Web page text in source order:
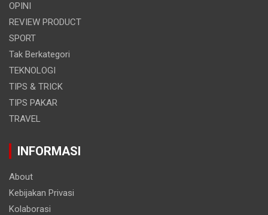
OPINI
REVIEW PRODUCT
SPORT
Tak Berkategori
TEKNOLOGI
TIPS & TRICK
TIPS PAKAR
TRAVEL
INFORMASI
About
Kebijakan Privasi
Kolaborasi